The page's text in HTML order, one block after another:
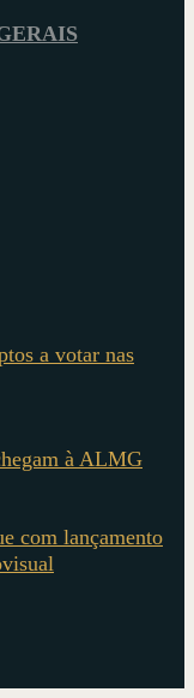
a votar nas
à ALMG
com lançamento